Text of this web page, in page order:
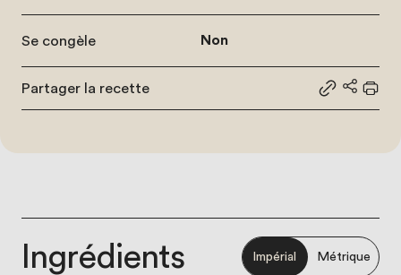
Se congèle Non
Partager la recette
Partager
Ingrédients Impérial Métrique